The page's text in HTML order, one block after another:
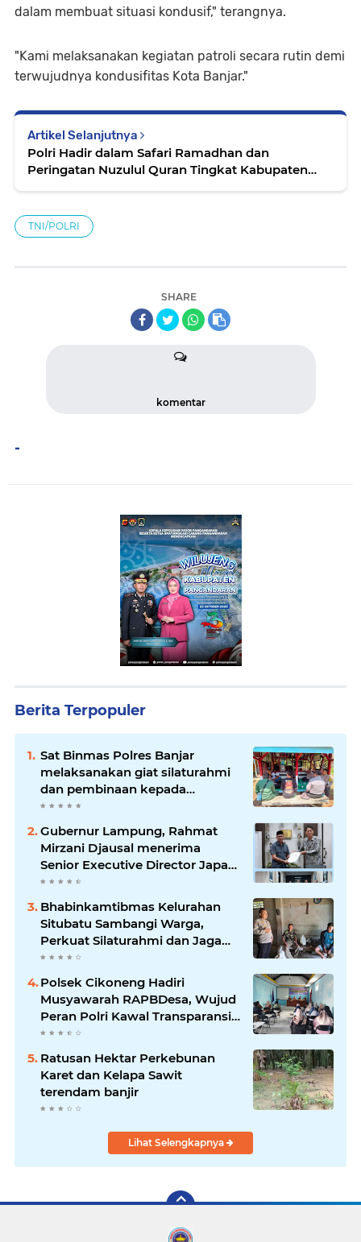
dalam membuat situasi kondusif," terangnya.
"Kami melaksanakan kegiatan patroli secara rutin demi
terwujudnya kondusifitas Kota Banjar."
Artikel Selanjutnya
Polri Hadir dalam Safari Ramadhan dan
Peringatan Nuzulul Quran Tingkat Kabupaten
TNI/POLRI
SHARE
komentar
-
Berita Terpopuler
Sat Binmas Polres Banjar
melaksanakan giat silaturahmi
dan pembinaan kepada
pelaksana Sat Kamling
Gubernur Lampung, Rahmat
Mirzani Djausal menerima
Senior Executive Director Japan
Association for Construction
(JAC) Yugo Okamoto dalam
pertemuan resmi
Bhabinkamtibmas Kelurahan
Situbatu Sambangi Warga,
Perkuat Silaturahmi dan Jaga
Kondusivitas Wilayah
Polsek Cikoneng Hadiri
Musyawarah RAPBDesa, Wujud
Peran Polri Kawal Transparansi
dan Kamtibmas Desa
Sindangkasih
Ratusan Hektar Perkebunan
Karet dan Kelapa Sawit
terendam banjir
Lihat Selengkapnya